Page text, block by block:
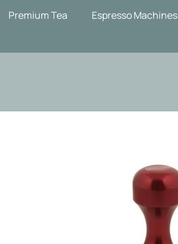
Premium Tea Espresso Machines